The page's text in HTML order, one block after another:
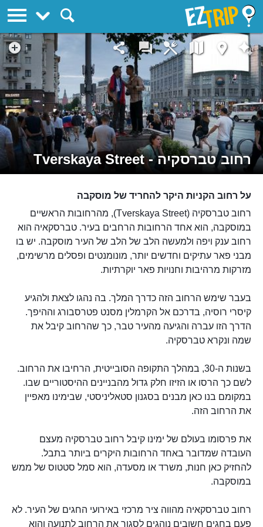
רחוב טברסקיה - Tverskaya Street
על רחוב הקניות היקר להחריד של מוסקבה
רחוב טברסקיה (Tverskaya Street), מהרחובות הראשיים
במוסקבה, הוא אחד הרחובות הרחבים בעיר. טברסקאיה הוא
רחוב ענק ויפה ולמעשה הלב של הלב של העיר מוסקבה. יש בו
מבני פאר עתיקים וחדשים יותר, מונומנטים ופסלים מרשימים,
מזרקות מרהיבות וחנויות פאר יוקרתיות.
בעבר שימש הרחוב הזה כדרך המלך. בה נהגו לצאת ולהגיע
קיסרי רוסיה, בדרכם אל הקרמלין מסנט פטרסבורג וההיפך.
הדרך הזו עברה והגיעה מהעיר טבר, כך שהרחוב קיבל את
שמה ונקרא טברסקיה.
בשנות ה-30, במהלך התקופה הסובייטית, הרחיבו את הרחוב.
לשם כך הרסו או הזיזו חלק גדול מהבניינים ההיסטוריים שבו.
במקומם בנו כאן מבנים בסגנון סטאליניסטי, שבימינו מאפיין
את הרחוב הזה.
את פרסומו בעולם של ימינו קיבל רחוב טברסקיה מעצם
העובדה שמדובר באחד הרחובות היקרים ביותר בתבל.
להחזיק כאן חנות, משרד או מסעדה, הוא סמל סטטוס של ממש
במוסקבה.
רחוב טברסקאיה מהווה ציר מרכזי באירועי החגים של העיר. לא
פעם בחגים חשובים נוהגים לסגור את הרחוב לתנועה והוא
EZTrip